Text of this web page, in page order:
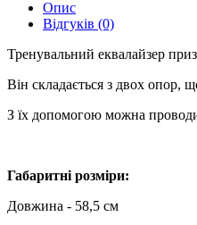
Опис
Відгуків (0)
Тренувальний еквалайзер
Він складається з двох опор,
З їх допомогою можна
Габаритні розміри:
Довжина - 58,5 см